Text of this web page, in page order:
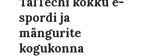
spordi ja
mängurite
kogukonna